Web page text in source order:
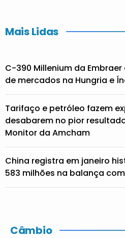
Mais Lidas
C-390 Millenium da
de mercados na Hungria e
Tarifaço e petróleo fazem
desabarem no pior
Monitor da Amcham
China registra em janeiro
583 milhões na balança
Câmbio